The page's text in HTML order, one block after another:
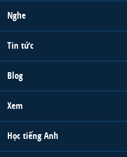
Nghe
Tin tức
Blog
Xem
Học tiếng Anh